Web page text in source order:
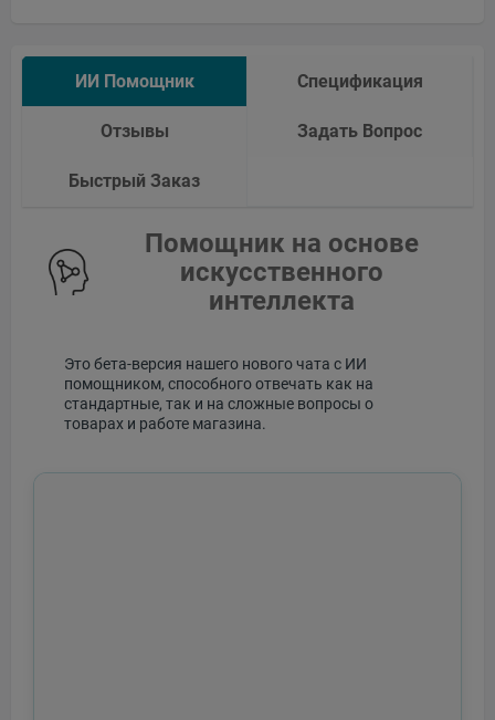
ИИ Помощник Спецификация
Отзывы Задать Вопрос
Быстрый Заказ
Помощник на основе
искусственного
интеллекта
Это бета-версия нашего нового чата с ИИ
помощником, способного отвечать как на
стандартные, так и на сложные вопросы о
товарах и работе магазина.